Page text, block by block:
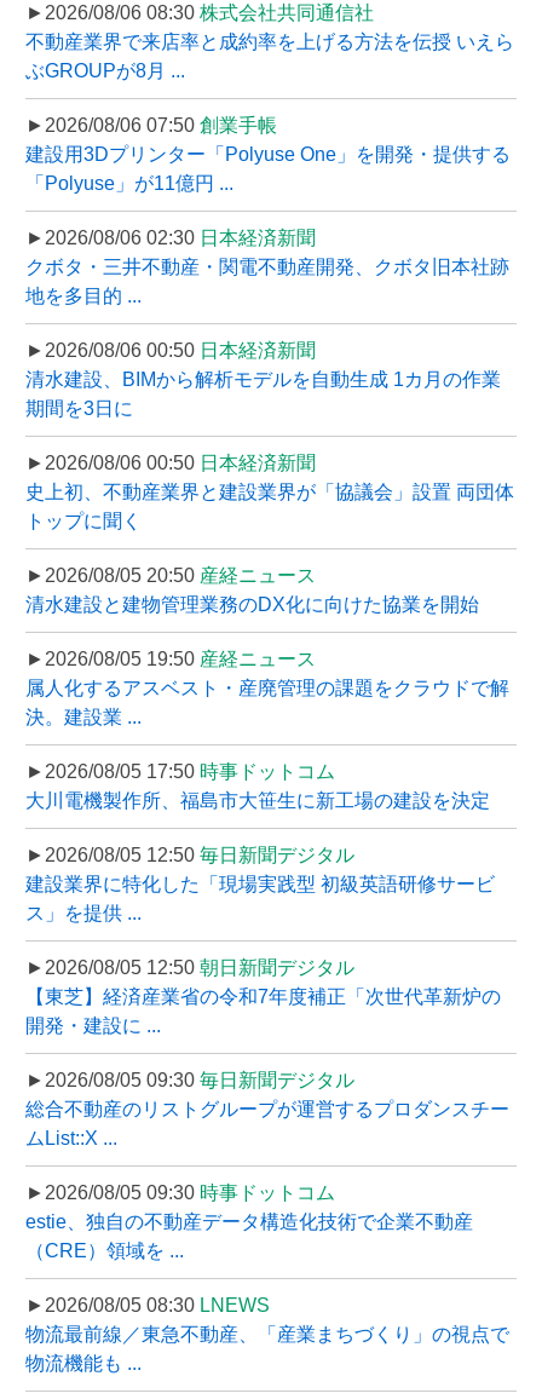
►2026/08/06 08:30 株式会社共同通信社
不動産業界で来店率と成約率を上げる方法を伝授 いえら
ぶGROUPが8月 ...
►2026/08/06 07:50 創業手帳
建設用3Dプリンター「Polyuse One」を開発・提供する
「Polyuse」が11億円 ...
►2026/08/06 02:30 日本経済新聞
クボタ・三井不動産・関電不動産開発、クボタ旧本社跡
地を多目的 ...
►2026/08/06 00:50 日本経済新聞
清水建設、BIMから解析モデルを自動生成 1カ月の作業
期間を3日に
►2026/08/06 00:50 日本経済新聞
史上初、不動産業界と建設業界が「協議会」設置 両団体
トップに聞く
►2026/08/05 20:50 産経ニュース
清水建設と建物管理業務のDX化に向けた協業を開始
►2026/08/05 19:50 産経ニュース
属人化するアスベスト・産廃管理の課題をクラウドで解
決。建設業 ...
►2026/08/05 17:50 時事ドットコム
大川電機製作所、福島市大笹生に新工場の建設を決定
►2026/08/05 12:50 毎日新聞デジタル
建設業界に特化した「現場実践型 初級英語研修サービ
ス」を提供 ...
►2026/08/05 12:50 朝日新聞デジタル
【東芝】経済産業省の令和7年度補正「次世代革新炉の
開発・建設に ...
►2026/08/05 09:30 毎日新聞デジタル
総合不動産のリストグループが運営するプロダンスチー
ムList::X ...
►2026/08/05 09:30 時事ドットコム
estie、独自の不動産データ構造化技術で企業不動産
（CRE）領域を ...
►2026/08/05 08:30 LNEWS
物流最前線／東急不動産、「産業まちづくり」の視点で
物流機能も ...